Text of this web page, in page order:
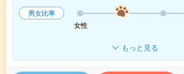
男女比率
女性
もっと見る